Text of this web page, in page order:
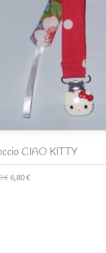
CIAO KITTY
€ 6,80 €